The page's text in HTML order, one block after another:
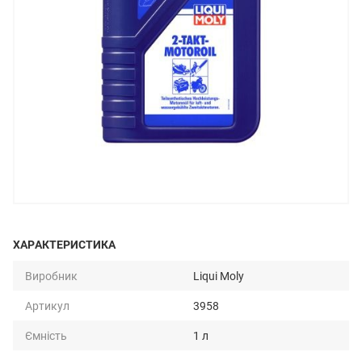
ХАРАКТЕРИСТИКА
Виробник
Liqui Moly
Артикул
3958
Ємність
1 л